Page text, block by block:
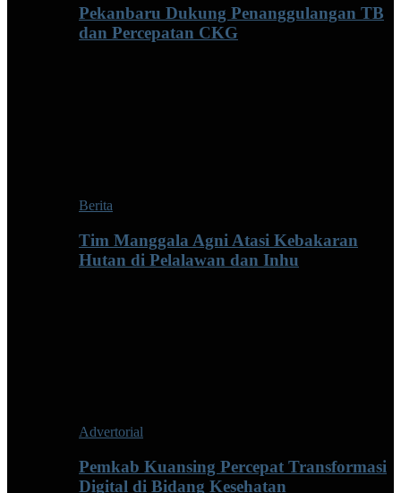
Pekanbaru Dukung Penanggulangan TB
dan Percepatan CKG
Berita
Tim Manggala Agni Atasi Kebakaran
Hutan di Pelalawan dan Inhu
Advertorial
Pemkab Kuansing Percepat Transformasi
Digital di Bidang Kesehatan